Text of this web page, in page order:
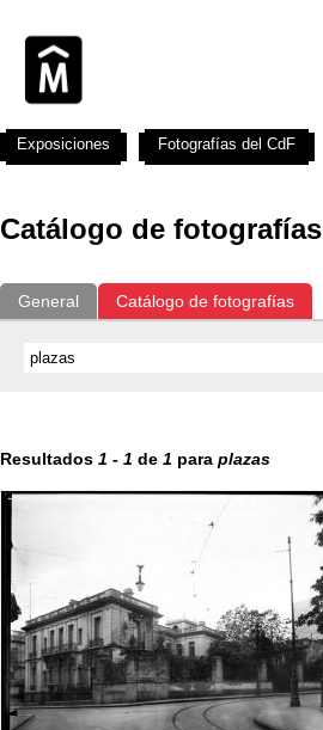
Catálogo de fotografías
General Catálogo de fotografías
Resultados 1 - 1 de 1 para plazas
Exposiciones Fotografías del CdF